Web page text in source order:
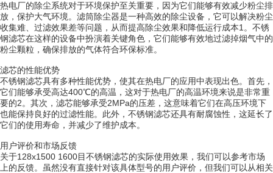
热电厂的除尘系统对于环境保护至关重要，因为它们能够有效减少粉尘排
放，保护大气环境。滤筒除尘器是一种高效的除尘设备，它可以解决粉尘
收集难、过滤效果差等问题，从而提高除尘效果和降低运行成本1。不锈
钢滤芯在这样的设备中扮演着关键角色，它们能够有效地过滤掉烟气中的
粉尘颗粒，确保排放的气体符合环保标准。
滤芯的性能优势
不锈钢滤芯具有多种性能优势，使其在热电厂的应用中表现出色。首先，
它们能够承受高达400℃的高温，这对于热电厂的高温环境来说是非常重
要的2。其次，滤芯能够承受2MPa的压差，这意味着它们在高压环境下
也能保持良好的过滤性能。此外，不锈钢滤芯还具有耐腐蚀性，这延长了
它们的使用寿命，并减少了维护成本。
用户评价和市场反馈
关于128x1500 1600目不锈钢滤芯的实际使用效果，我们可以参考市场
上的反馈。虽然没有直接针对该具体型号的用户评价，但我们可以从相关